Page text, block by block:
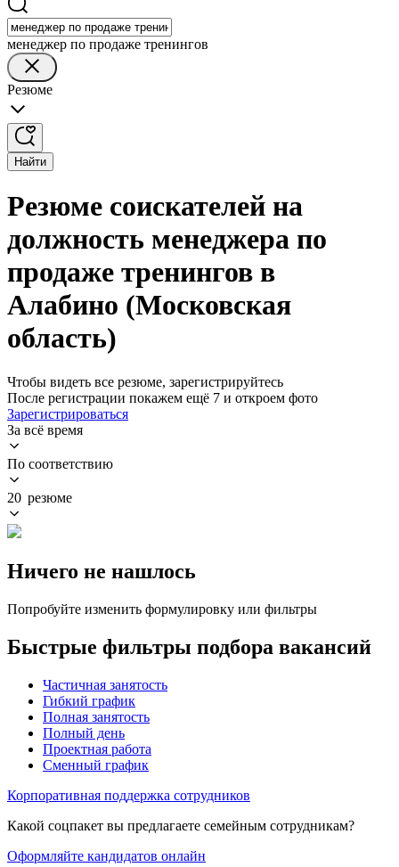
менеджер по продаже тренингов
Резюме
Найти
Резюме соискателей на
должность менеджера по
продаже тренингов в
Алабино (Московская
область)
Чтобы видеть все резюме, зарегистрируйтесь
После регистрации покажем ещё 7 и откроем фото
Зарегистрироваться
За всё время
По соответствию
20 резюме
Ничего не нашлось
Попробуйте изменить формулировку или фильтры
Быстрые фильтры подбора вакансий
Частичная занятость
Гибкий график
Полная занятость
Полный день
Проектная работа
Сменный график
Корпоративная поддержка сотрудников
Какой соцпакет вы предлагаете семейным сотрудникам?
Оформляйте кандидатов онлайн